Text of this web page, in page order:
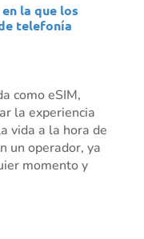
la que los
telefonía
como eSIM,
la experiencia
vida a la hora de
un operador, ya
momento y